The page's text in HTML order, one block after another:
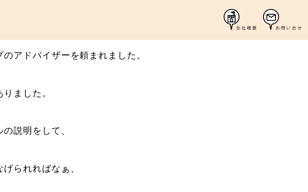
アドバイザーを頼まれました。
ました。
説明をして、
られればなぁ、